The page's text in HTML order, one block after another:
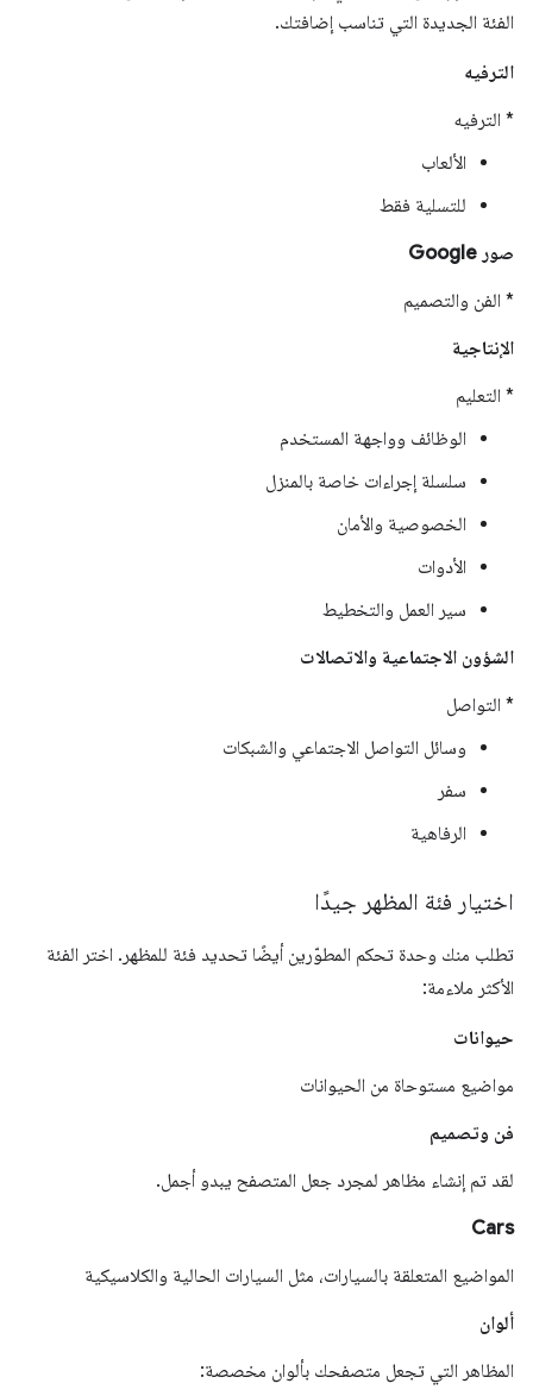
الفئة الجديدة التي تناسب إضافتك.
الترفيه
* الترفيه
الألعاب
للتسلية فقط
صور Google
* الفن والتصميم
الإنتاجية
* التعليم
الوظائف وواجهة المستخدم
سلسلة إجراءات خاصة بالمنزل
الخصوصية والأمان
الأدوات
سير العمل والتخطيط
الشؤون الاجتماعية والاتصالات
* التواصل
وسائل التواصل الاجتماعي والشبكات
سفر
الرفاهية
اختيار فئة المظهر جيدًا
تطلب منك وحدة تحكم المطوّرين أيضًا تحديد فئة للمظهر. اختر الفئة
الأكثر ملاءمة:
حيوانات
مواضيع مستوحاة من الحيوانات
فن وتصميم
لقد تم إنشاء مظاهر لمجرد جعل المتصفح يبدو أجمل.
Cars
المواضيع المتعلقة بالسيارات، مثل السيارات الحالية والكلاسيكية
ألوان
المظاهر التي تجعل متصفحك بألوان مخصصة: